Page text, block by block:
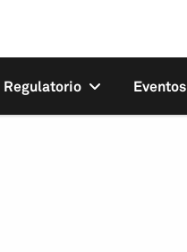
Regulatorio Eventos